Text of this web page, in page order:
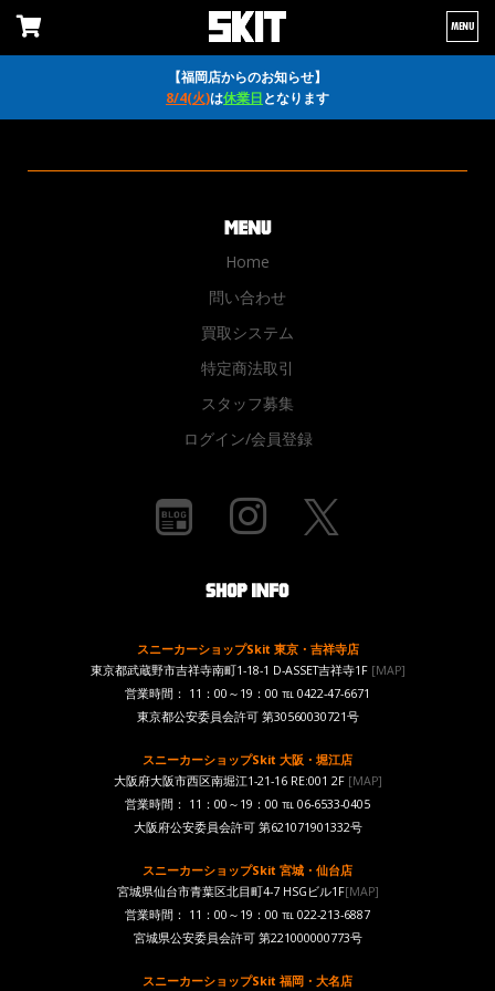
【福岡店からのお知らせ】
8/4(火)は休業日となります
MENU
Home
問い合わせ
買取システム
特定商法取引
スタッフ募集
ログイン/会員登録
スニーカーショップSkit 東京・吉祥寺店
東京都武蔵野市吉祥寺南町1-18-1 D-ASSET吉祥寺1F [MAP]
営業時間： 11：00～19：00 ℡ 0422-47-6671
東京都公安委員会許可 第30560030721号
スニーカーショップSkit 大阪・堀江店
大阪府大阪市西区南堀江1-21-16 RE:001 2F[MAP]
営業時間： 11：00～19：00 ℡ 06-6533-0405
大阪府公安委員会許可 第621071901332号
スニーカーショップSkit 宮城・仙台店
宮城県仙台市青葉区北目町4-7 HSGビル1F[MAP]
営業時間： 11：00～19：00 ℡ 022-213-6887
宮城県公安委員会許可 第221000000773号
スニーカーショップSkit 福岡・大名店